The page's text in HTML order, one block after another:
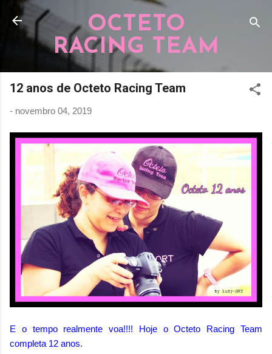
Pular para o conteúdo principal
OCTETO
RACING TEAM
12 anos de Octeto Racing Team
- novembro 04, 2019
E o tempo realmente voa!!!! Hoje o Octeto Racing Team
completa 12 anos.